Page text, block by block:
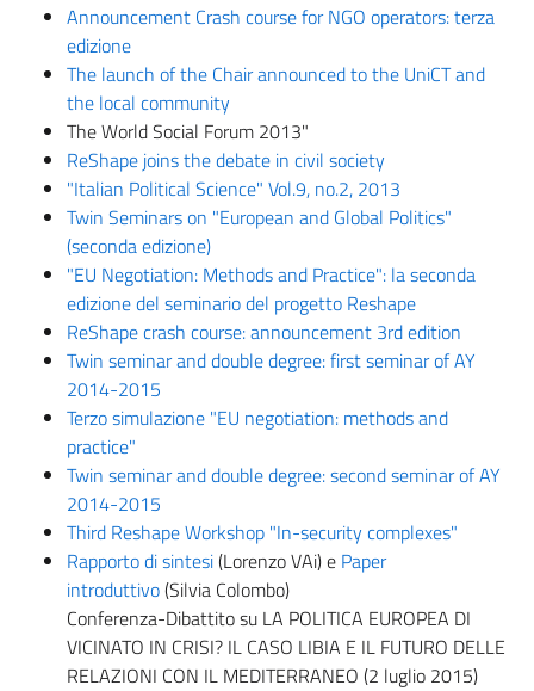
Announcement Crash course for NGO operators: terza
edizione
The launch of the Chair announced to the UniCT and
the local community
The World Social Forum 2013"
ReShape joins the debate in civil society
"Italian Political Science" Vol.9, no.2, 2013
Twin Seminars on "European and Global Politics"
(seconda edizione)
"EU Negotiation: Methods and Practice": la seconda
edizione del seminario del progetto Reshape
ReShape crash course: announcement 3rd edition
Twin seminar and double degree: first seminar of AY
2014-2015
Terzo simulazione "EU negotiation: methods and
practice"
Twin seminar and double degree: second seminar of AY
2014-2015
Third Reshape Workshop "In-security complexes"
Rapporto di sintesi(Lorenzo VAi) e Paper
introduttivo(Silvia Colombo)
Conferenza-Dibattito su LA POLITICA EUROPEA DI
VICINATO IN CRISI? IL CASO LIBIA E IL FUTURO DELLE
RELAZIONI CON IL MEDITERRANEO (2 luglio 2015)